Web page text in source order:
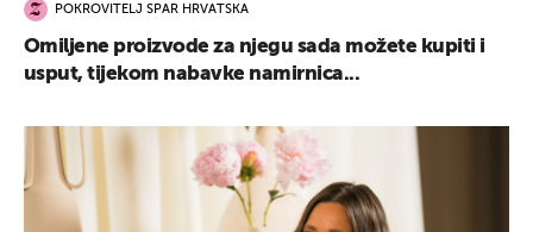
POKROVITELJ SPAR HRVATSKA
Omiljene proizvode za njegu sada možete kupiti i
usput, tijekom nabavke namirnica...